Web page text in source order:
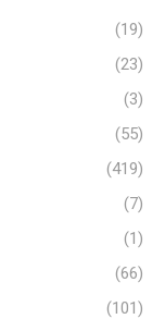
(19)
(23)
(3)
(55)
(419)
(7)
(1)
(66)
(101)